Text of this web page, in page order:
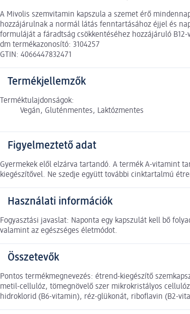
A Mivolis szemvitamin kapszula a szemet érő
hozzájárulnak a normál látás fenntartásához éjjel és
formuláját a fáradtság csökkentéséhez hozzájáruló
dm termékazonosító: 3104257
GTIN: 4066447832471
Termékjellemzők
Terméktulajdonságok:
Vegán, Gluténmentes, Laktózmentes
Figyelmeztető adat
Gyermekek elől elzárva tartandó. A termék A-vitamint
kiegészítővel. Ne szedje együtt további cinktartalmú
Használati információk
Fogyasztási javaslat: Naponta egy kapszulát kell bő
valamint az egészséges életmódot.
Összetevők
Pontos termékmegnevezés: étrend-kiegészítő
metil-cellulóz, tömegnövelő szer mikrokristályos
hidroklorid (B6-vitamin), réz-glükonát, riboflavin (B2-